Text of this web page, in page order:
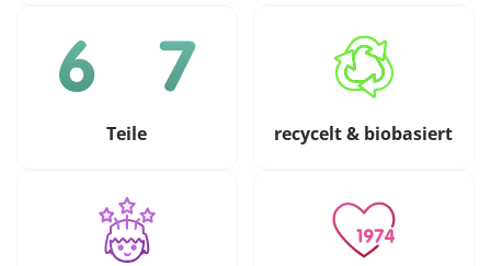
Teile recycelt & biobasiert